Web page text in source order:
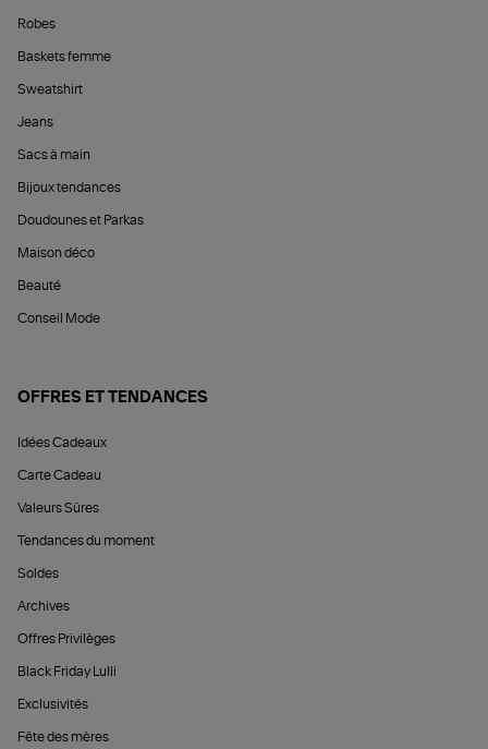
Robes
Baskets femme
Sweatshirt
Jeans
Sacs à main
Bijoux tendances
Doudounes et Parkas
Maison déco
Beauté
Conseil Mode
OFFRES ET TENDANCES
Idées Cadeaux
Carte Cadeau
Valeurs Sûres
Tendances du moment
Soldes
Archives
Offres Privilèges
Black Friday Lulli
Exclusivités
Fête des mères